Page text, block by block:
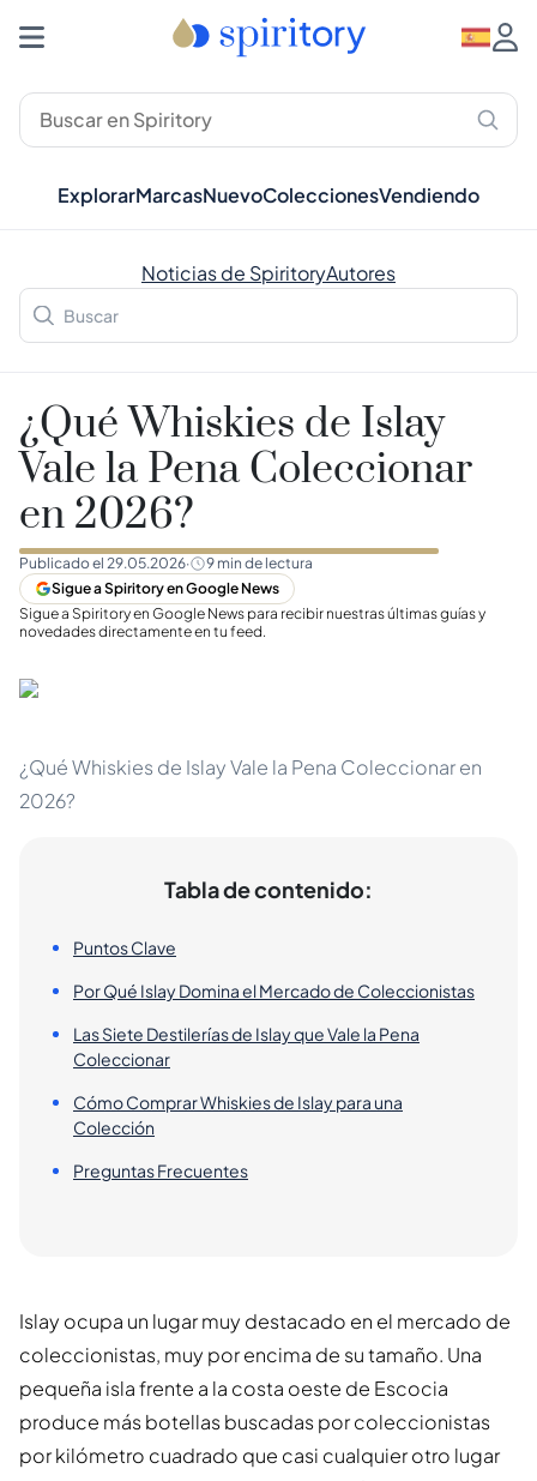
ExplorarMarcasNuevoColeccionesVendiendo
Noticias de SpiritoryAutores
¿Qué Whiskies de Islay
Vale la Pena Coleccionar
en 2026?
Publicado el 29.05.2026· 9 min de lectura
Sigue a Spiritory en Google News
Sigue a Spiritory en Google News para recibir nuestras últimas guías y
novedades directamente en tu feed.
¿Qué Whiskies de Islay Vale la Pena Coleccionar en
2026?
Tabla de contenido:
Puntos Clave
Por Qué Islay Domina el Mercado de Coleccionistas
Las Siete Destilerías de Islay que Vale la Pena
Coleccionar
Cómo Comprar Whiskies de Islay para una
Colección
Preguntas Frecuentes
Islay ocupa un lugar muy destacado en el mercado de
coleccionistas, muy por encima de su tamaño. Una
pequeña isla frente a la costa oeste de Escocia
produce más botellas buscadas por coleccionistas
por kilómetro cuadrado que casi cualquier otro lugar